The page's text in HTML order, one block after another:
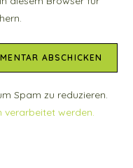
Spam zu reduzieren.
verarbeitet werden.